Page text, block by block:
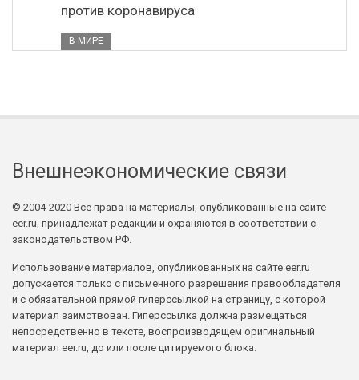
против коронавируса
В МИРЕ
Внешнеэкономические связи
© 2004-2020 Все права на материалы, опубликованные на сайте
eer.ru, принадлежат редакции и охраняются в соответствии с
законодательством РФ.
Использование материалов, опубликованных на сайте eer.ru
допускается только с письменного разрешения правообладателя
и с обязательной прямой гиперссылкой на страницу, с которой
материал заимствован. Гиперссылка должна размещаться
непосредственно в тексте, воспроизводящем оригинальный
материал eer.ru, до или после цитируемого блока.